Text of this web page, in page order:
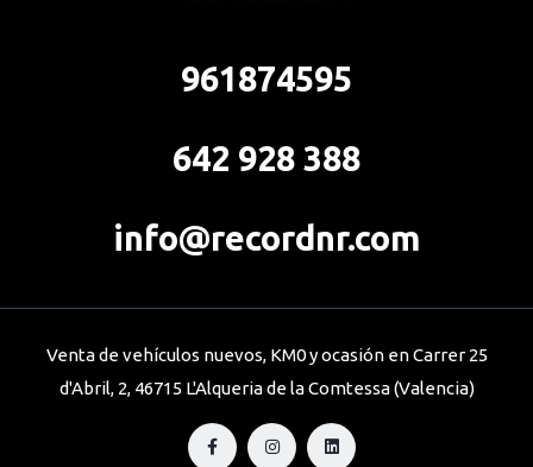
961874595
642 928 388
info@recordnr.com
Venta de vehículos nuevos, KM0 y ocasión en Carrer 25
d'Abril, 2, 46715 L'Alqueria de la Comtessa (Valencia)